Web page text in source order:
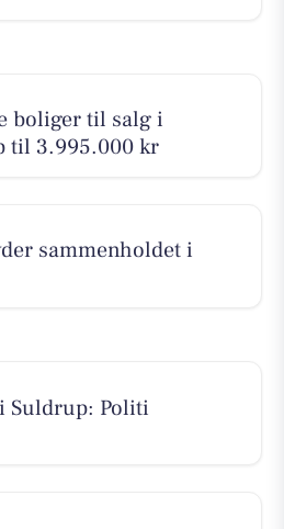
boliger til salg i
til 3.995.000 kr
sammenholdet i
Suldrup: Politi